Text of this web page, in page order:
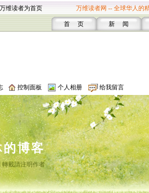
维读者为首页 万维读者网 -- 全球华人的
首 页 新 闻
控制面板 个人相册 给我留言
的博客
轉載請注明作者